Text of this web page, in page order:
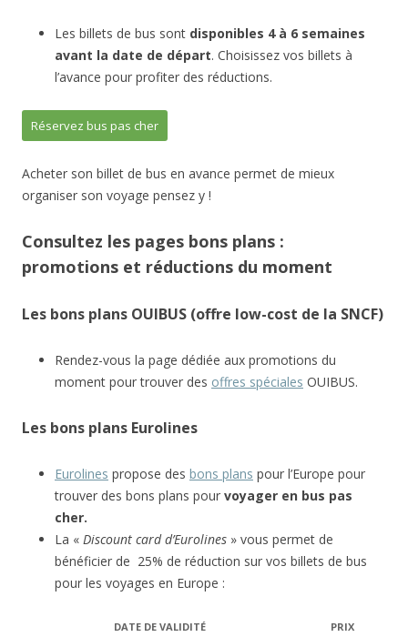
Les billets de bus sont disponibles 4 à 6 semaines
avant la date de départ. Choisissez vos billets à
l’avance pour profiter des réductions.
Réservez bus pas cher
Acheter son billet de bus en avance permet de mieux
organiser son voyage pensez y !
Consultez les pages bons plans :
promotions et réductions du moment
Les bons plans OUIBUS (offre low-cost de la SNCF)
Rendez-vous la page dédiée aux promotions du
moment pour trouver des offres spéciales OUIBUS.
Les bons plans Eurolines
Eurolines propose des bons plans pour l’Europe pour
trouver des bons plans pour voyager en bus pas
cher.
La « Discount card d’Eurolines » vous permet de
bénéficier de 25% de réduction sur vos billets de bus
pour les voyages en Europe :
DATE DE VALIDITÉ PRIX